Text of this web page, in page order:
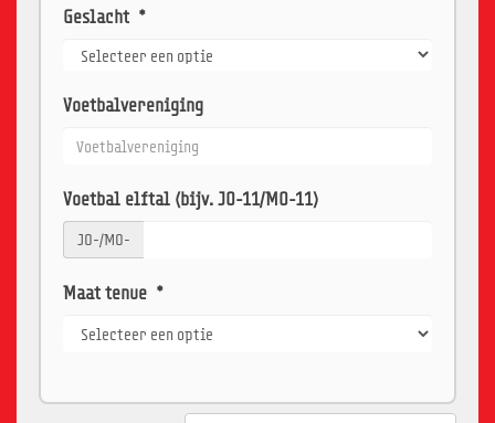
Geslacht *
Voetbalvereniging
Voetbal elftal (bijv. JO-11/MO-11)
JO-/MO-
Maat tenue *